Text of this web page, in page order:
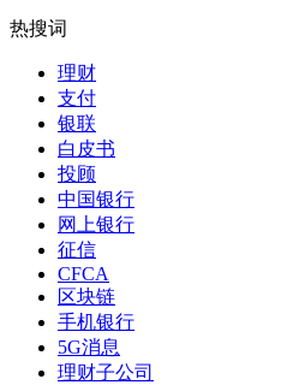
热搜词
理财
支付
银联
白皮书
投顾
中国银行
网上银行
征信
CFCA
区块链
手机银行
5G消息
理财子公司